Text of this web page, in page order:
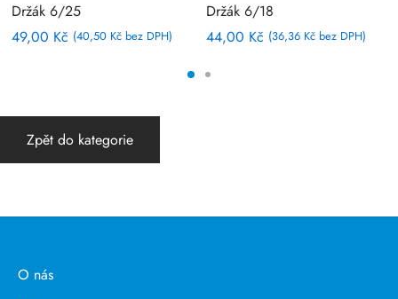
Držák 6/25
49,00 Kč (40,50 Kčbez DPH)
Držák 6/18
44,00 Kč (36,36 Kčbez DPH)
Zpět do kategorie
O nás